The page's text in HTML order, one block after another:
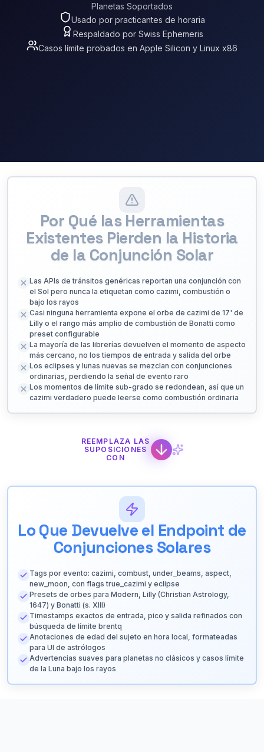
Planetas Soportados
Usado por practicantes de horaria
Respaldado por Swiss Ephemeris
Casos límite probados en Apple Silicon y Linux x86
Por Qué las Herramientas
Existentes Pierden la Historia
de la Conjunción Solar
Las APIs de tránsitos genéricas reportan una conjunción con
el Sol pero nunca la etiquetan como cazimi, combustión o
bajo los rayos
Casi ninguna herramienta expone el orbe de cazimi de 17' de
Lilly o el rango más amplio de combustión de Bonatti como
preset configurable
La mayoría de las librerías devuelven el momento de aspecto
más cercano, no los tiempos de entrada y salida del orbe
Los eclipses y lunas nuevas se mezclan con conjunciones
ordinarias, perdiendo la señal de evento raro
Los momentos de límite sub-grado se redondean, así que un
cazimi verdadero puede leerse como combustión ordinaria
REEMPLAZA LAS
SUPOSICIONES
CON
Lo Que Devuelve el Endpoint de
Conjunciones Solares
Tags por evento: cazimi, combust, under_beams, aspect,
new_moon, con flags true_cazimi y eclipse
Presets de orbes para Modern, Lilly (Christian Astrology,
1647) y Bonatti (s. XIII)
Timestamps exactos de entrada, pico y salida refinados con
búsqueda de límite brentq
Anotaciones de edad del sujeto en hora local, formateadas
para UI de astrólogos
Advertencias suaves para planetas no clásicos y casos límite
de la Luna bajo los rayos